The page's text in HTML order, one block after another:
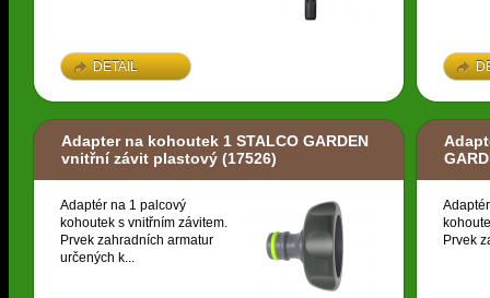
DETAIL
Adapter na kohoutek 1 STALCO GARDEN
vnitřní závit plastový (17526)
Adaptér na 1 palcový
kohoutek s vnitřním závitem.
Prvek zahradních armatur
určených k...
Prvek